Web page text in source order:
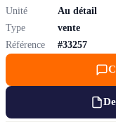
Unité
Au détail
Type
vente
Référence
#33257